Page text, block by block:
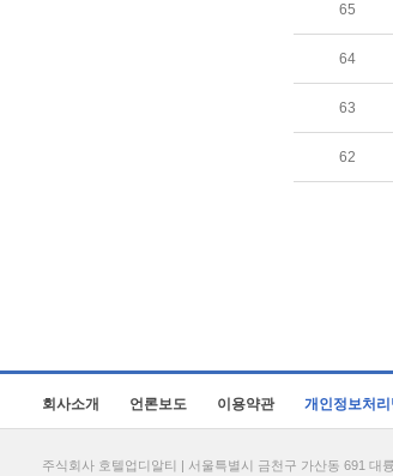
65
64
63
62
회사소개 언론보도 이용약관 개인정보처리
주식회사 호텔업디알티 | 서울특별시 금천구 가산동 691 대